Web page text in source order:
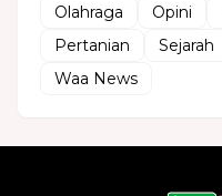
Olahraga
Opini
Pertanian
Sejarah
Waa News